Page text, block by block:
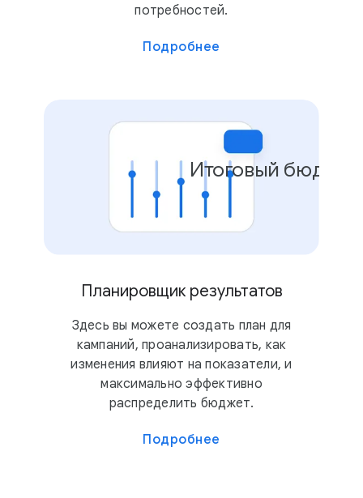
потребностей.
Подробнее
Итоговый бюджет
Планировщик результатов
Здесь вы можете создать план для
кампаний, проанализировать, как
изменения влияют на показатели, и
максимально эффективно
распределить бюджет.
Подробнее